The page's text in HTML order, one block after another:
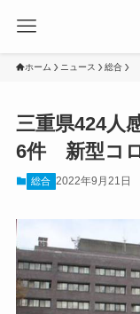
ホーム ニュース 総合
三重県424
6件 新型コ
総合 2022年9月21日